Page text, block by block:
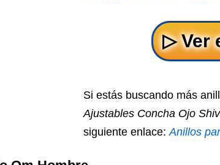
Si estás buscando más
Ajustables Concha Ojo
siguiente enlace:Anillos